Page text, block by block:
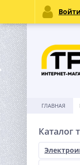
ГЛАВНАЯ
Каталог
Войти